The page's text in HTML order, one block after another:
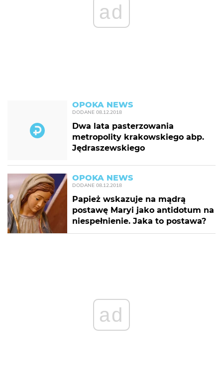
ad
OPOKA NEWS
DODANE 08.12.2018
Dwa lata pasterzowania
metropolity krakowskiego abp.
Jędraszewskiego
OPOKA NEWS
DODANE 08.12.2018
Papież wskazuje na mądrą
postawę Maryi jako antidotum na
niespełnienie. Jaka to postawa?
ad